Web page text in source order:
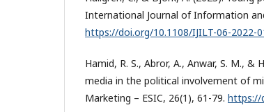
International Journal of Information
https://doi.org/10.1108/IJILT-06-2022-
Hamid, R. S., Abror, A., Anwar, S. M.,
media in the political involvement of
Marketing – ESIC, 26(1), 61-79. https://